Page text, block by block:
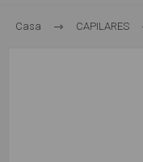
Casa CAPILARES